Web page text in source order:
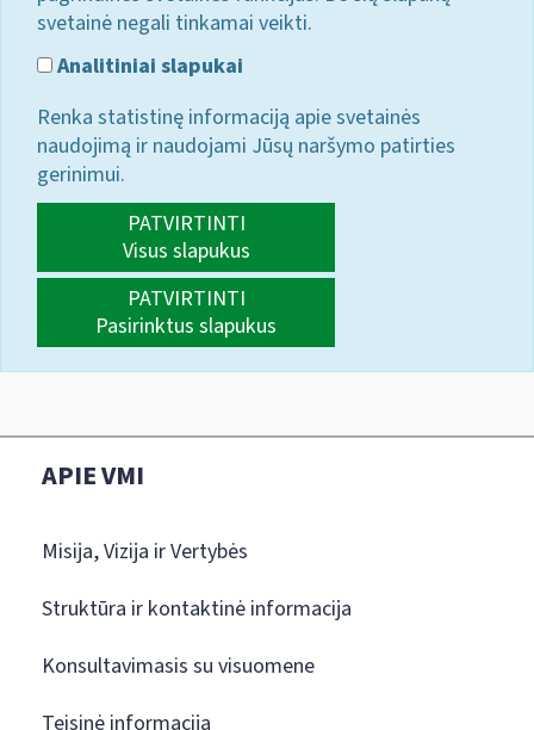
svetainė negali tinkamai veikti.
Analitiniai slapukai
Renka statistinę informaciją apie svetainės
naudojimą ir naudojami Jūsų naršymo patirties
gerinimui.
PATVIRTINTI
Visus slapukus
PATVIRTINTI
Pasirinktus slapukus
APIE VMI
Misija, Vizija ir Vertybės
Struktūra ir kontaktinė informacija
Konsultavimasis su visuomene
Teisinė informacija